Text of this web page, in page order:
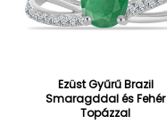
Ezüst Gyűrű Brazil
Smaragddal és Fehér
Topázzal